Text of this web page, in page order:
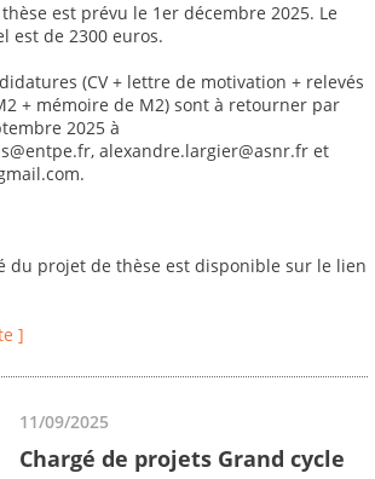
est prévu le 1er décembre 2025. Le
est de 2300 euros.
(CV + lettre de motivation + relevés
+ mémoire de M2) sont à retourner par
2025 à
alexandre.largier@asnr.fr et
du projet de thèse est disponible sur le lien
]
11/09/2025
Chargé de projets Grand cycle